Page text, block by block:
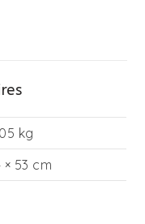
kg
× 53 cm